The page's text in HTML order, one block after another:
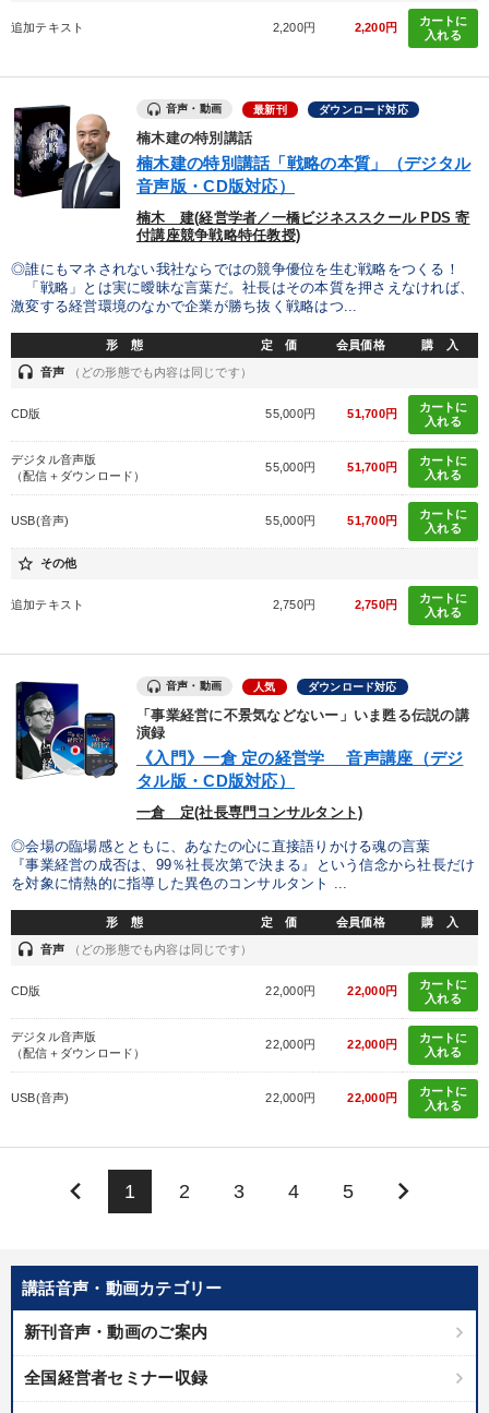
講話音声・動画カテゴリー
新刊音声・動画のご案内
全国経営者セミナー収録
追加テキスト 2,200円 2,200円
カートに
入れる
音声・動画 最新刊 ダウンロード対応
楠木建の特別講話
楠木建の特別講話「戦略の本質」（デジタル
音声版・CD版対応）
楠木 建(経営学者／一橋ビジネススクール PDS 寄
付講座競争戦略特任教授)
◎誰にもマネされない我社ならではの競争優位を生む戦略をつくる！
「戦略」とは実に曖昧な言葉だ。社長はその本質を押さえなければ、
激変する経営環境のなかで企業が勝ち抜く戦略はつ...
形 態 定 価 会員価格 購 入
headset 音声 （どの形態でも内容は同じです）
CD版 55,000円 51,700円
カートに
入れる
デジタル音声版
（配信＋ダウンロード）
55,000円 51,700円
カートに
入れる
USB(音声) 55,000円 51,700円
カートに
入れる
star_border その他
追加テキスト 2,750円 2,750円
カートに
入れる
音声・動画 人気 ダウンロード対応
「事業経営に不景気などないー」いま甦る伝説の講
演録
《入門》一倉 定の経営学 音声講座（デジ
タル版・CD版対応）
一倉 定(社長専門コンサルタント)
◎会場の臨場感とともに、あなたの心に直接語りかける魂の言葉
『事業経営の成否は、99％社長次第で決まる』という信念から社長だけ
を対象に情熱的に指導した異色のコンサルタント ...
形 態 定 価 会員価格 購 入
headset 音声 （どの形態でも内容は同じです）
CD版 22,000円 22,000円
カートに
入れる
デジタル音声版
（配信＋ダウンロード）
22,000円 22,000円
カートに
入れる
USB(音声) 22,000円 22,000円
カートに
入れる
keyboard_arrow_left 1 2 3 4 5 keyboard_arrow_right